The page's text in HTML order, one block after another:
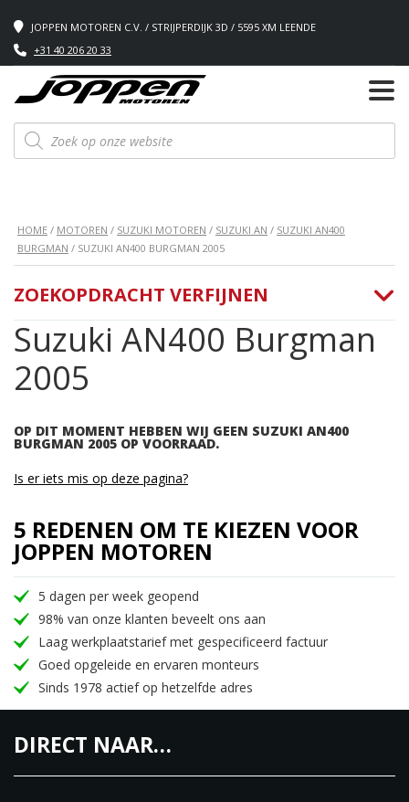
JOPPEN MOTOREN C.V. / STRIJPERDIJK 3D / 5595 XM LEENDE
+31 40 206 20 33
Producten
zoeken
HOME / MOTOREN / SUZUKI MOTOREN / SUZUKI AN / SUZUKI AN400
BURGMAN / SUZUKI AN400 BURGMAN 2005
Suzuki AN400 Burgman
2005
OP DIT MOMENT HEBBEN WIJ GEEN SUZUKI AN400
BURGMAN 2005 OP VOORRAAD.
ZOEKOPDRACHT VERFIJNEN
Is er iets mis op deze pagina?
5 REDENEN OM TE KIEZEN VOOR
JOPPEN MOTOREN
5 dagen per week geopend
98% van onze klanten beveelt ons aan
Laag werkplaatstarief met gespecificeerd factuur
Goed opgeleide en ervaren monteurs
Sinds 1978 actief op hetzelfde adres
DIRECT NAAR…